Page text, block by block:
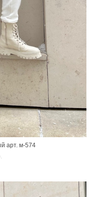
арт. м-574